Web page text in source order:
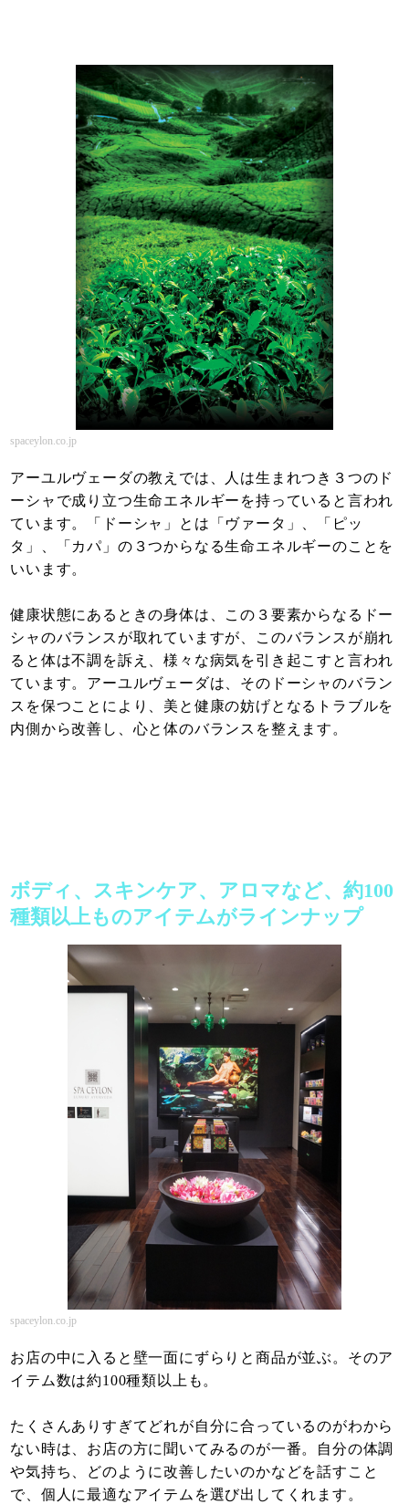
spaceylon.co.jp
アーユルヴェーダの教えでは、人は生まれつき３つのド
ーシャで成り立つ生命エネルギーを持っていると言われ
ています。「ドーシャ」とは「ヴァータ」、「ピッ
タ」、「カパ」の３つからなる生命エネルギーのことを
いいます。
健康状態にあるときの身体は、この３要素からなるドー
シャのバランスが取れていますが、このバランスが崩れ
ると体は不調を訴え、様々な病気を引き起こすと言われ
ています。アーユルヴェーダは、そのドーシャのバラン
スを保つことにより、美と健康の妨げとなるトラブルを
内側から改善し、心と体のバランスを整えます。
ボディ、スキンケア、アロマなど、約100
種類以上ものアイテムがラインナップ
spaceylon.co.jp
お店の中に入ると壁一面にずらりと商品が並ぶ。そのア
イテム数は約100種類以上も。
たくさんありすぎてどれが自分に合っているのがわから
ない時は、お店の方に聞いてみるのが一番。自分の体調
や気持ち、どのように改善したいのかなどを話すこと
で、個人に最適なアイテムを選び出してくれます。